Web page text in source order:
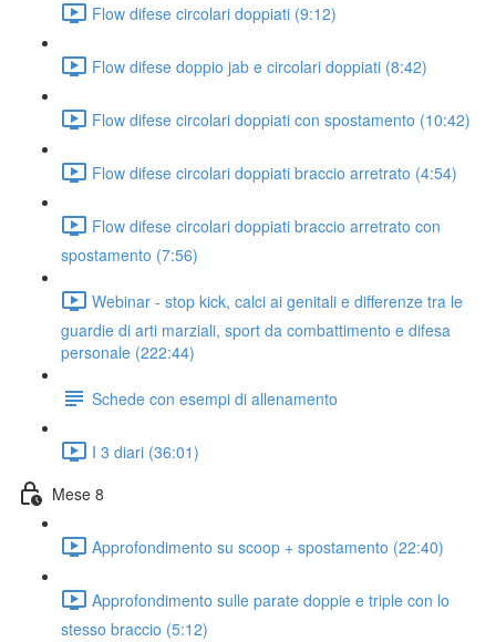
Flow difese circolari doppiati (9:12)
Flow difese doppio jab e circolari doppiati (8:42)
Flow difese circolari doppiati con spostamento (10:42)
Flow difese circolari doppiati braccio arretrato (4:54)
Flow difese circolari doppiati braccio arretrato con
spostamento (7:56)
Webinar - stop kick, calci ai genitali e differenze tra le
guardie di arti marziali, sport da combattimento e difesa
personale (222:44)
Schede con esempi di allenamento
I 3 diari (36:01)
Mese 8
Approfondimento su scoop + spostamento (22:40)
Approfondimento sulle parate doppie e triple con lo
stesso braccio (5:12)